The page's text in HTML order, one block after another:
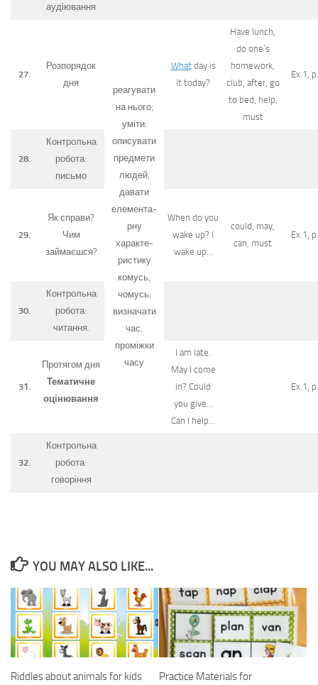
аудіювання
27.
Розпорядок
дня
реагувати
на нього;
уміти:
описувати
предмети
людей,
давати
елемента-
рну
характе-
рис­тику
комусь,
чомусь;
визначати
час,
проміж­ки
часу
Whatday is
it today?
Have lunch,
do one’s
homework,
club, after, go
to bed, help,
must
Ex.1,
28.
Контрольна
робота:
письмо
29.
Як справи?
Чим
займаєшся?
When do you
wake up? I
wake up…
could, may,
can, must
Ex.1,
30.
Контрольна
робота:
читання.
31.
Протягом дня
Тематичне
оцінювання
I am late.
May I come
in? Could
you give…
Can I help…
Ex.1,
32.
Контрольна
робота:
говоріння
YOU MAY ALSO LIKE...
Riddles about animals for kids
Practice Materials for